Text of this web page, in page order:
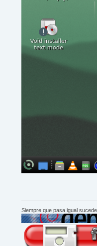
Siempre que pasa igual